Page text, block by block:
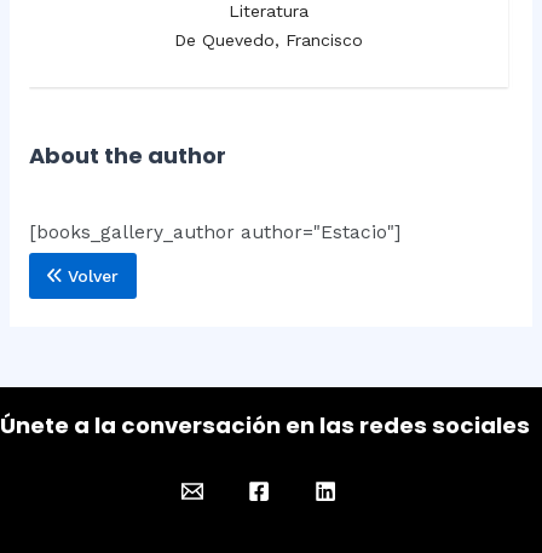
Literatura
De Quevedo, Francisco
About the author
[books_gallery_author author="Estacio"]
Volver
Únete a la conversación en las redes sociales